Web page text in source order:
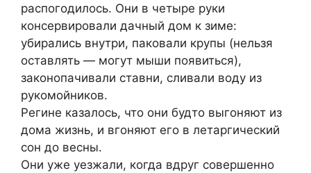
распогодилось. Они в четыре руки
консервировали дачный дом к зиме:
убирались внутри, паковали крупы (нельзя
оставлять — могут мыши появиться),
законопачивали ставни, сливали воду из
рукомойников.
Регине казалось, что они будто выгоняют из
дома жизнь, и вгоняют его в летаргический
сон до весны.
Они уже уезжали, когда вдруг совершенно